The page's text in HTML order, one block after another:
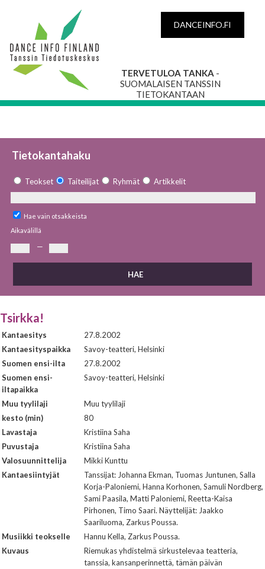
DANCEINFO.FI
TERVETULOA TANKA -
SUOMALAISEN TANSSIN
TIETOKANTAAN
Tietokantahaku
Teokset Taiteilijat Ryhmät Artikkelit
Hae vain otsakkeista
Aikavälillä
—
Tsirkka!
Kantaesitys
27.8.2002
Kantaesityspaikka
Savoy-teatteri, Helsinki
Suomen ensi-ilta
27.8.2002
Suomen ensi-
iltapaikka
Savoy-teatteri, Helsinki
Muu tyylilaji
Muu tyylilaji
kesto (min)
80
Lavastaja
Kristiina Saha
Puvustaja
Kristiina Saha
Valosuunnittelija
Mikki Kunttu
Kantaesiintyjät
Tanssijat: Johanna Ekman, Tuomas Juntunen, Salla
Korja-Paloniemi, Hanna Korhonen, Samuli Nordberg,
Sami Paasila, Matti Paloniemi, Reetta-Kaisa
Pirhonen, Timo Saari. Näyttelijät: Jaakko
Saariluoma, Zarkus Poussa.
Musiikki teokselle
Hannu Kella, Zarkus Poussa.
Kuvaus
Riemukas yhdistelmä sirkustelevaa teatteria,
tanssia, kansanperinnettä, tämän päivän